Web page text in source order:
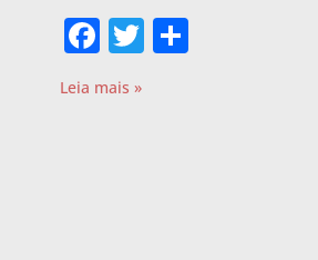
Facebook
Twitter
Leia mais »